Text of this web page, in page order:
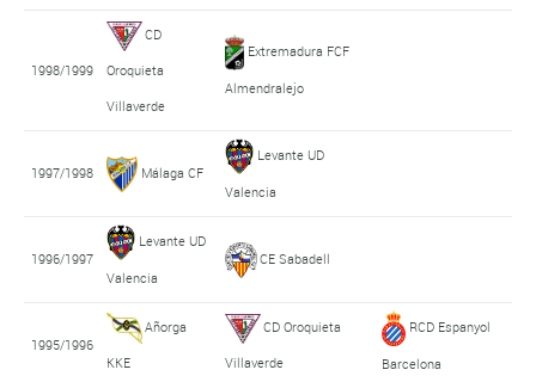
1998/1999
CD
Oroquieta
Villaverde
Extremadura FCF
Almendralejo
1997/1998 Málaga CF
Levante UD
Valencia
1996/1997
Levante UD
Valencia
CE Sabadell
1995/1996
Añorga
KKE
CD Oroquieta
Villaverde
RCD Espanyol
Barcelona